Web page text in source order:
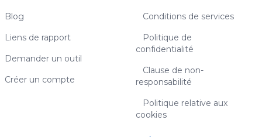
Blog
Liens de rapport
Demander un outil
Créer un compte
Conditions de services
Politique de
confidentialité
Clause de non-
responsabilité
Politique relative aux
cookies